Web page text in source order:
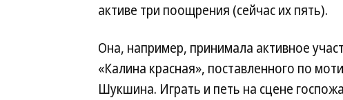
активе три поощрения (сейчас их пять).
Она, например, принимала активное
«Калина красная», поставленного по
Шукшина. Играть и петь на сцене